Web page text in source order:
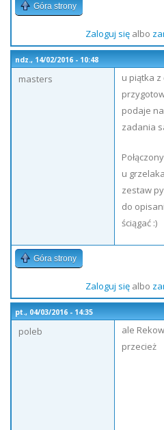
Góra strony
Zaloguj sięalbo
ndz., 14/02/2016 - 10:48
masters
u piątka
podaje
zadania
u
zestaw
do
ściągać :)
Góra strony
Zaloguj sięalbo
pt., 04/03/2016 - 14:35
poleb
ale
przecież